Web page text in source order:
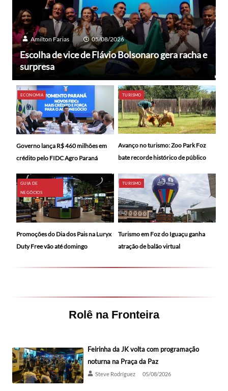
Amilton Farias 05/08/2026
Escolha de vice de Flávio Bolsonaro gera racha e
surpresa
ECONOMIA
Governo lança R$ 460 milhões em
crédito pelo FIDC Agro Paraná
TURISMO
Avanço no turismo: Zoo Park Foz
bate recorde histórico de público
GUIA DE
NEGÓCIOS
Promoções do Dia dos Pais na Luryx
Duty Free vão até domingo
TURISMO
Turismo em Foz do Iguaçu ganha
atração de balão virtual
Rolê na Fronteira
Feirinha da JK volta com programação
noturna na Praça da Paz
Steve Rodríguez 05/08/2026